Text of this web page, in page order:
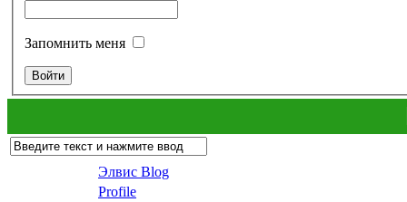
Запомнить меня
Элвис Blog
Profile